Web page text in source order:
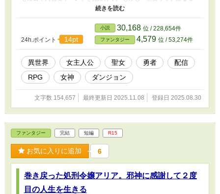
はずの『山村紗羅』が女神のミスで行方不明。読み方が『さら』と
いう理由でサラが女神の前に連れて行かれてしまう。 改造され大
きな力を持つ職業・聖女となった。新しく開発された魔道スマホで
旅を配信すれば報酬もあるという。 血の繋がりがない弟妹のため
にお金を稼ぐ目処もついた。それはいいが、戻された世界は本当に
アストリア？ 親切だけど間違いだらけの女神に翻弄されながら、
アリアと出会う。 勇者とともに王道？ファンタジーの道を突き進
む「間違い聖女サラ」の物語である。
24h.ポイント 14pt
小説 30,168 位 / 228,654件
ファンタジー 4,579 位 / 53,274件
異世界 女主人公 聖女 勇者
配信
RPG
女神 ダンジョン
文字数 154,657 最終更新日 2025.11.08 登録日 2025.08.30
ファンタジー 完結 短編 R15
お気に入りに追加 6
巻き戻った処刑令嬢アリア。邪神に感謝して２度
目の人生を生きる